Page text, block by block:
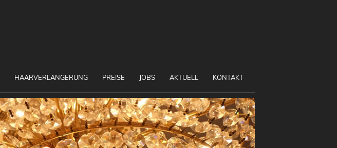
HAARVERLÄNGERUNG PREISE JOBS AKTUELL KONTAKT